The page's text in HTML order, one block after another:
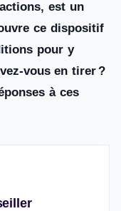
est un
ce dispositif
pour y
vous en tirer ?
à ces